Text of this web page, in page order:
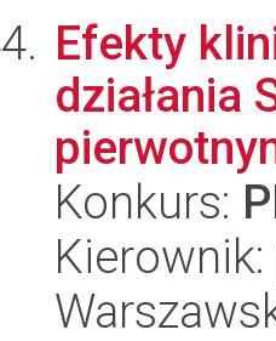
Efekty
działania
Konkurs: